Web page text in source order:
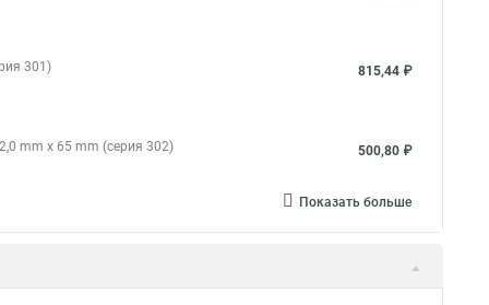
301) 815,44 ₽
mm x 65 mm (серия 302) 500,80 ₽
Показать больше